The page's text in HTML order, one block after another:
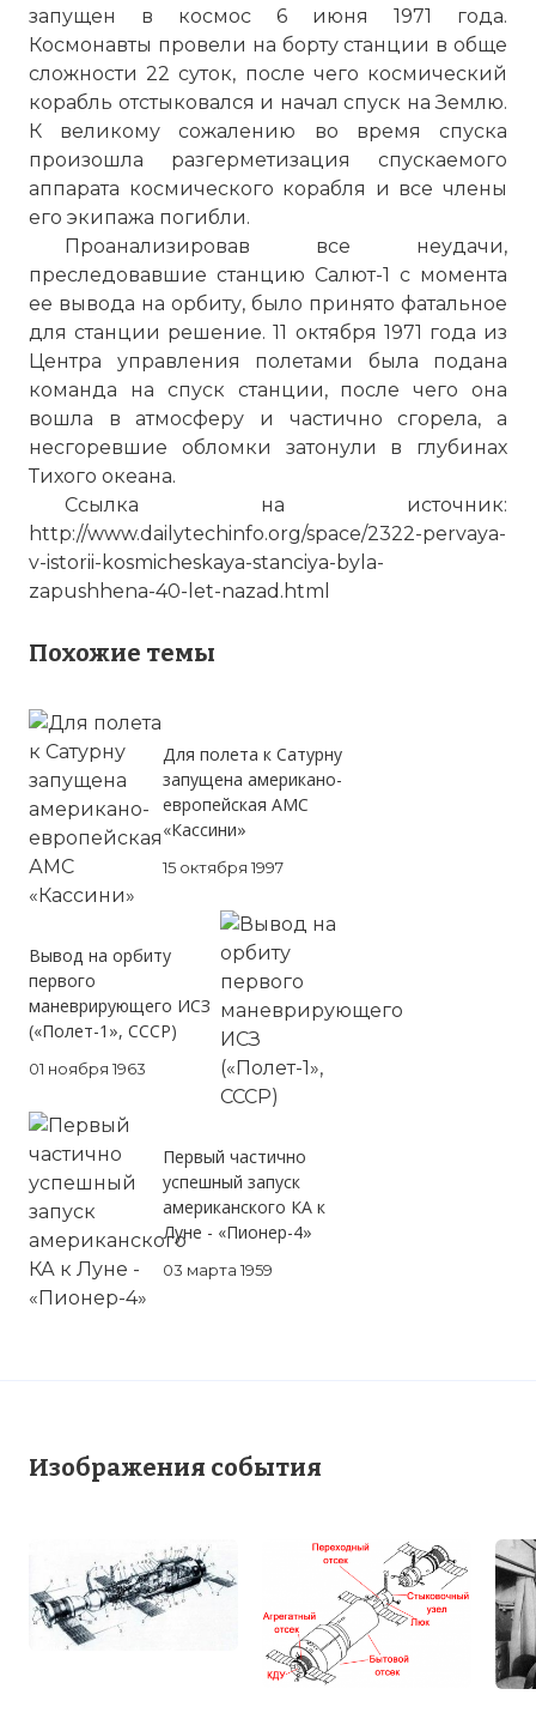
запущен в космос 6 июня 1971 года.
Космонавты провели на борту станции в обще
сложности 22 суток, после чего космический
корабль отстыковался и начал спуск на Землю.
К великому сожалению во время спуска
произошла разгерметизация спускаемого
аппарата космического корабля и все члены
его экипажа погибли.
Проанализировав все неудачи,
преследовавшие станцию Салют-1 с момента
ее вывода на орбиту, было принято фатальное
для станции решение. 11 октября 1971 года из
Центра управления полетами была подана
команда на спуск станции, после чего она
вошла в атмосферу и частично сгорела, а
несгоревшие обломки затонули в глубинах
Тихого океана.
Ссылка на источник:
http://www.dailytechinfo.org/space/2322-pervaya-
v-istorii-kosmicheskaya-stanciya-byla-
zapushhena-40-let-nazad.html
Похожие темы
Для полета к Сатурну
запущена американо-
европейская АМС
«Кассини»
15 октября 1997
Вывод на орбиту
первого
маневрирующего ИСЗ
(«Полет-1», СССР)
01 ноября 1963
Первый частично
успешный запуск
американского КА к
Луне - «Пионер-4»
03 марта 1959
Изображения события